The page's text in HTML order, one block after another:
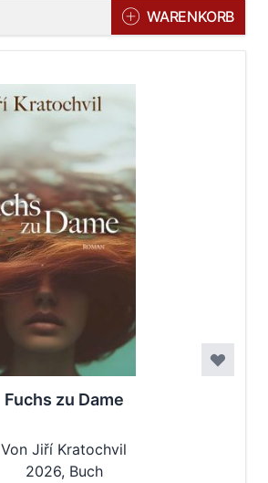
WARENKORB
Fuchs zu Dame
Von Jiří Kratochvil
2026, Buch